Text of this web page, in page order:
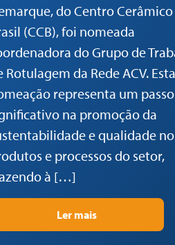
do Centro
(CCB), foi nomeada
do Grupo de
Rotulagem da Rede ACV. Esta
representa um passo
na promoção da
e qualidade
e processos do setor,
à […]
Ler mais